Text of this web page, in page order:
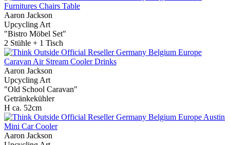
Aaron Jackson
Upcycling Art
"Bistro Möbel Set"
2 Stühle + 1 Tisch
Aaron Jackson
Upcycling Art
"Old School Caravan"
Getränkekühler
H ca. 52cm
Aaron Jackson